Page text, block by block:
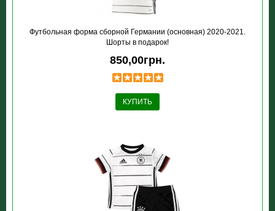
Футбольная форма сборной Германии (основная) 2020-2021.
Шорты в подарок!
850,00грн.
КУПИТЬ